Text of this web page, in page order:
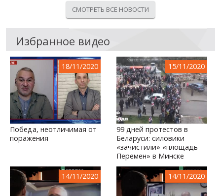
СМОТРЕТЬ ВСЕ НОВОСТИ
Избранное видео
18/11/2020
Победа, неотличимая от
поражения
15/11/2020
99 дней протестов в
Беларуси: силовики
«зачистили» «площадь
Перемен» в Минске
14/11/2020 14/11/2020